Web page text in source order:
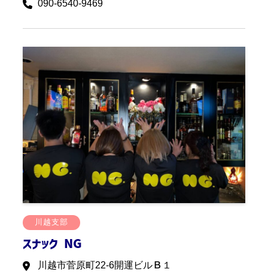
090-6540-9469
川越支部
スナック NG
川越市菅原町22-6開運ビルＢ１